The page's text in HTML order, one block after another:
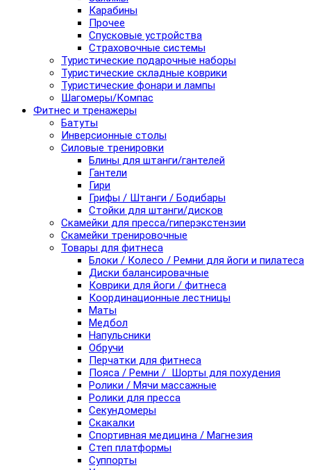
Карабины
Прочее
Спусковые устройства
Страховочные системы
Туристические подарочные наборы
Туристические складные коврики
Туристические фонари и лампы
Шагомеры/Компас
Фитнес и тренажеры
Батуты
Инверсионные столы
Силовые тренировки
Блины для штанги/гантелей
Гантели
Гири
Грифы / Штанги / Бодибары
Стойки для штанги/дисков
Скамейки для пресса/гиперэкстензии
Скамейки тренировочные
Товары для фитнеса
Блоки / Колесо / Ремни для йоги и пилатеса
Диски балансировачные
Коврики для йоги / фитнеса
Координационные лестницы
Маты
Медбол
Напульсники
Обручи
Перчатки для фитнеса
Пояса / Ремни / Шорты для похудения
Ролики / Мячи массажные
Ролики для пресса
Секундомеры
Скакалки
Спортивная медицина / Магнезия
Степ платформы
Суппорты